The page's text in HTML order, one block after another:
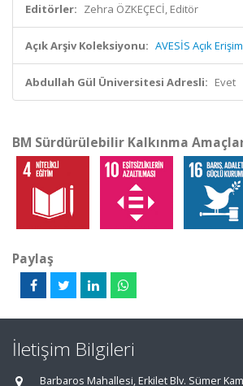
Editörler: Zehra ÖZKEÇECİ, Editör
Açık Arşiv Koleksiyonu: AVESİS Açık
Abdullah Gül Üniversitesi Adresli: Evet
BM Sürdürülebilir Kalkınma
Paylaş
İletişim Bilgileri
Barbaros Mahallesi, Erkilet Blv. Sümer